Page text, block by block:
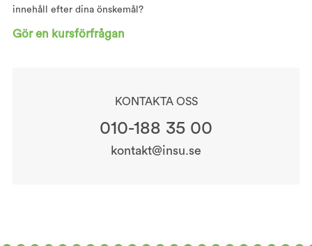
innehåll efter dina önskemål?
Gör en kursförfrågan
KONTAKTA OSS
010-188 35 00
kontakt@insu.se